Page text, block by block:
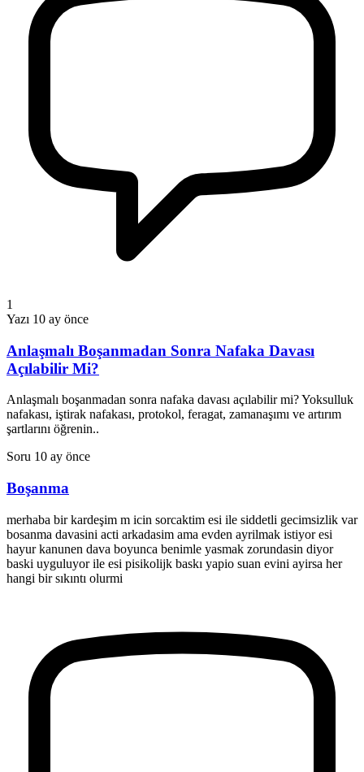
1
Yazı 10 ay önce
Anlaşmalı Boşanmadan Sonra Nafaka Davası
Açılabilir Mi?
Anlaşmalı boşanmadan sonra nafaka davası açılabilir mi? Yoksulluk
nafakası, iştirak nafakası, protokol, feragat, zamanaşımı ve artırım
şartlarını öğrenin..
Soru 10 ay önce
Boşanma
merhaba bir kardeşim m icin sorcaktim esi ile siddetli gecimsizlik var
bosanma davasini acti arkadasim ama evden ayrilmak istiyor esi
hayur kanunen dava boyunca benimle yasmak zorundasin diyor
baski uyguluyor ile esi pisikolijk baskı yapio suan evini ayirsa her
hangi bir sıkıntı olurmi